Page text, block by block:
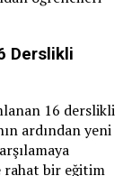
Derslikli
16 derslikli
ardından yeni
rahat bir eğitim